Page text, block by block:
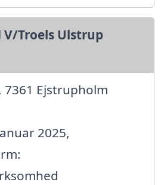
Troels Ulstrup
7361 Ejstrupholm
2025,